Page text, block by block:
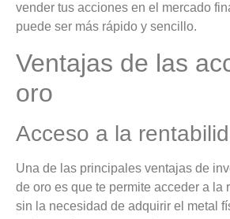
vender tus acciones en el mercado
puede ser más rápido y sencillo.
Ventajas de las
oro
Acceso a la
Una de las principales ventajas de
de oro es que te permite acceder a la
sin la necesidad de adquirir el metal